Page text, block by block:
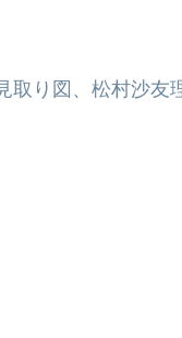
取り図、松村沙友